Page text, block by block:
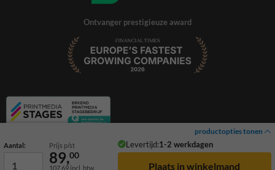
productopties tonen
Aantal: Prijs p/st Levertijd:1-2 werkdagen
89,00
107,69 incl. btw
Ontvanger prestigieuze award